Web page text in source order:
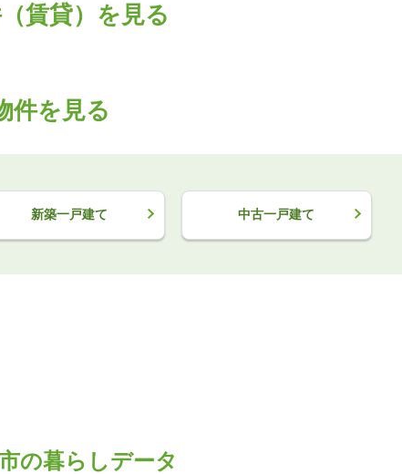
賃貸）を見る
件を見る
新築一戸建て 中古一戸建て
の暮らしデータ